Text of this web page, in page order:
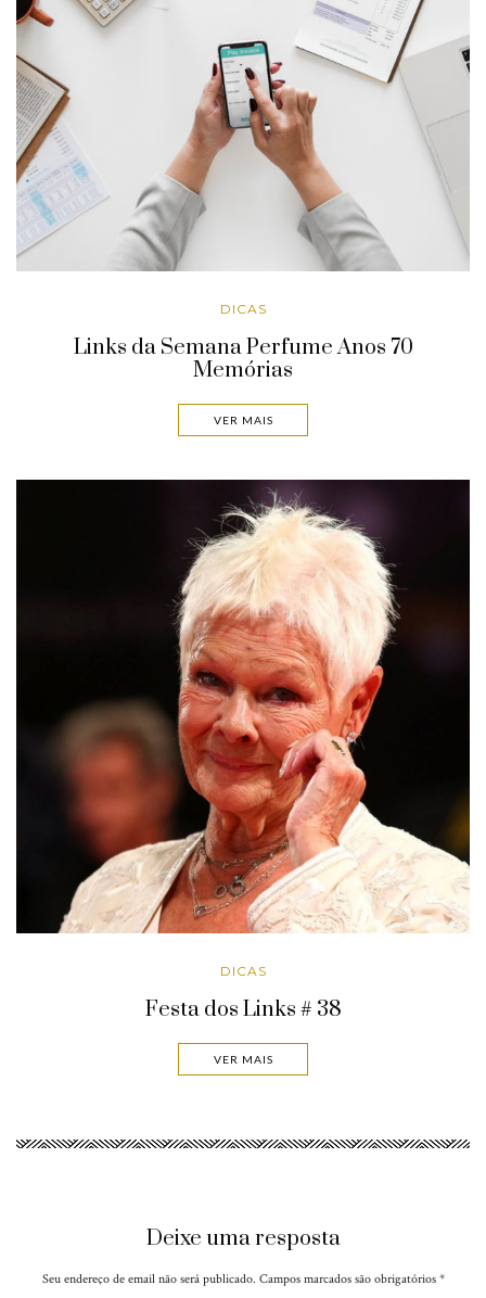
DICAS
Links da Semana Perfume Anos 70
Memórias
VER MAIS
DICAS
Festa dos Links # 38
VER MAIS
Deixe uma resposta
Seu endereço de email não será publicado. Campos marcados são obrigatórios *